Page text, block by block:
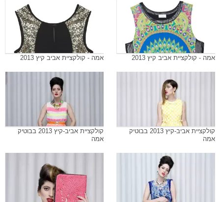
אמה - קולקציית אביב קיץ 2013 אמה - קולקציית אביב קיץ 2013
קולקציית אביב-קיץ 2013 בבוטיק
אמה
קולקציית אביב-קיץ 2013 בבוטיק
אמה